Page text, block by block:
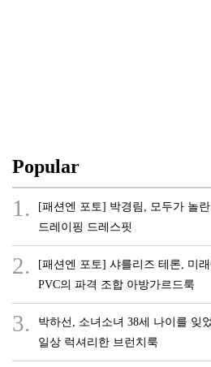
Popular
1.
[패션엔 포토] 박경림, 모두가 놀
드레이핑 드레스핏
2.
[패션엔 포토] 샤를리즈 테론, 미
PVC의 파격 조합 아방가르드룩
3.
박하선, 소녀소녀 38세 나이를 잊
일상 럭셔리한 브런치룩